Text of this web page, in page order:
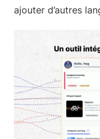
ajouter d’autres